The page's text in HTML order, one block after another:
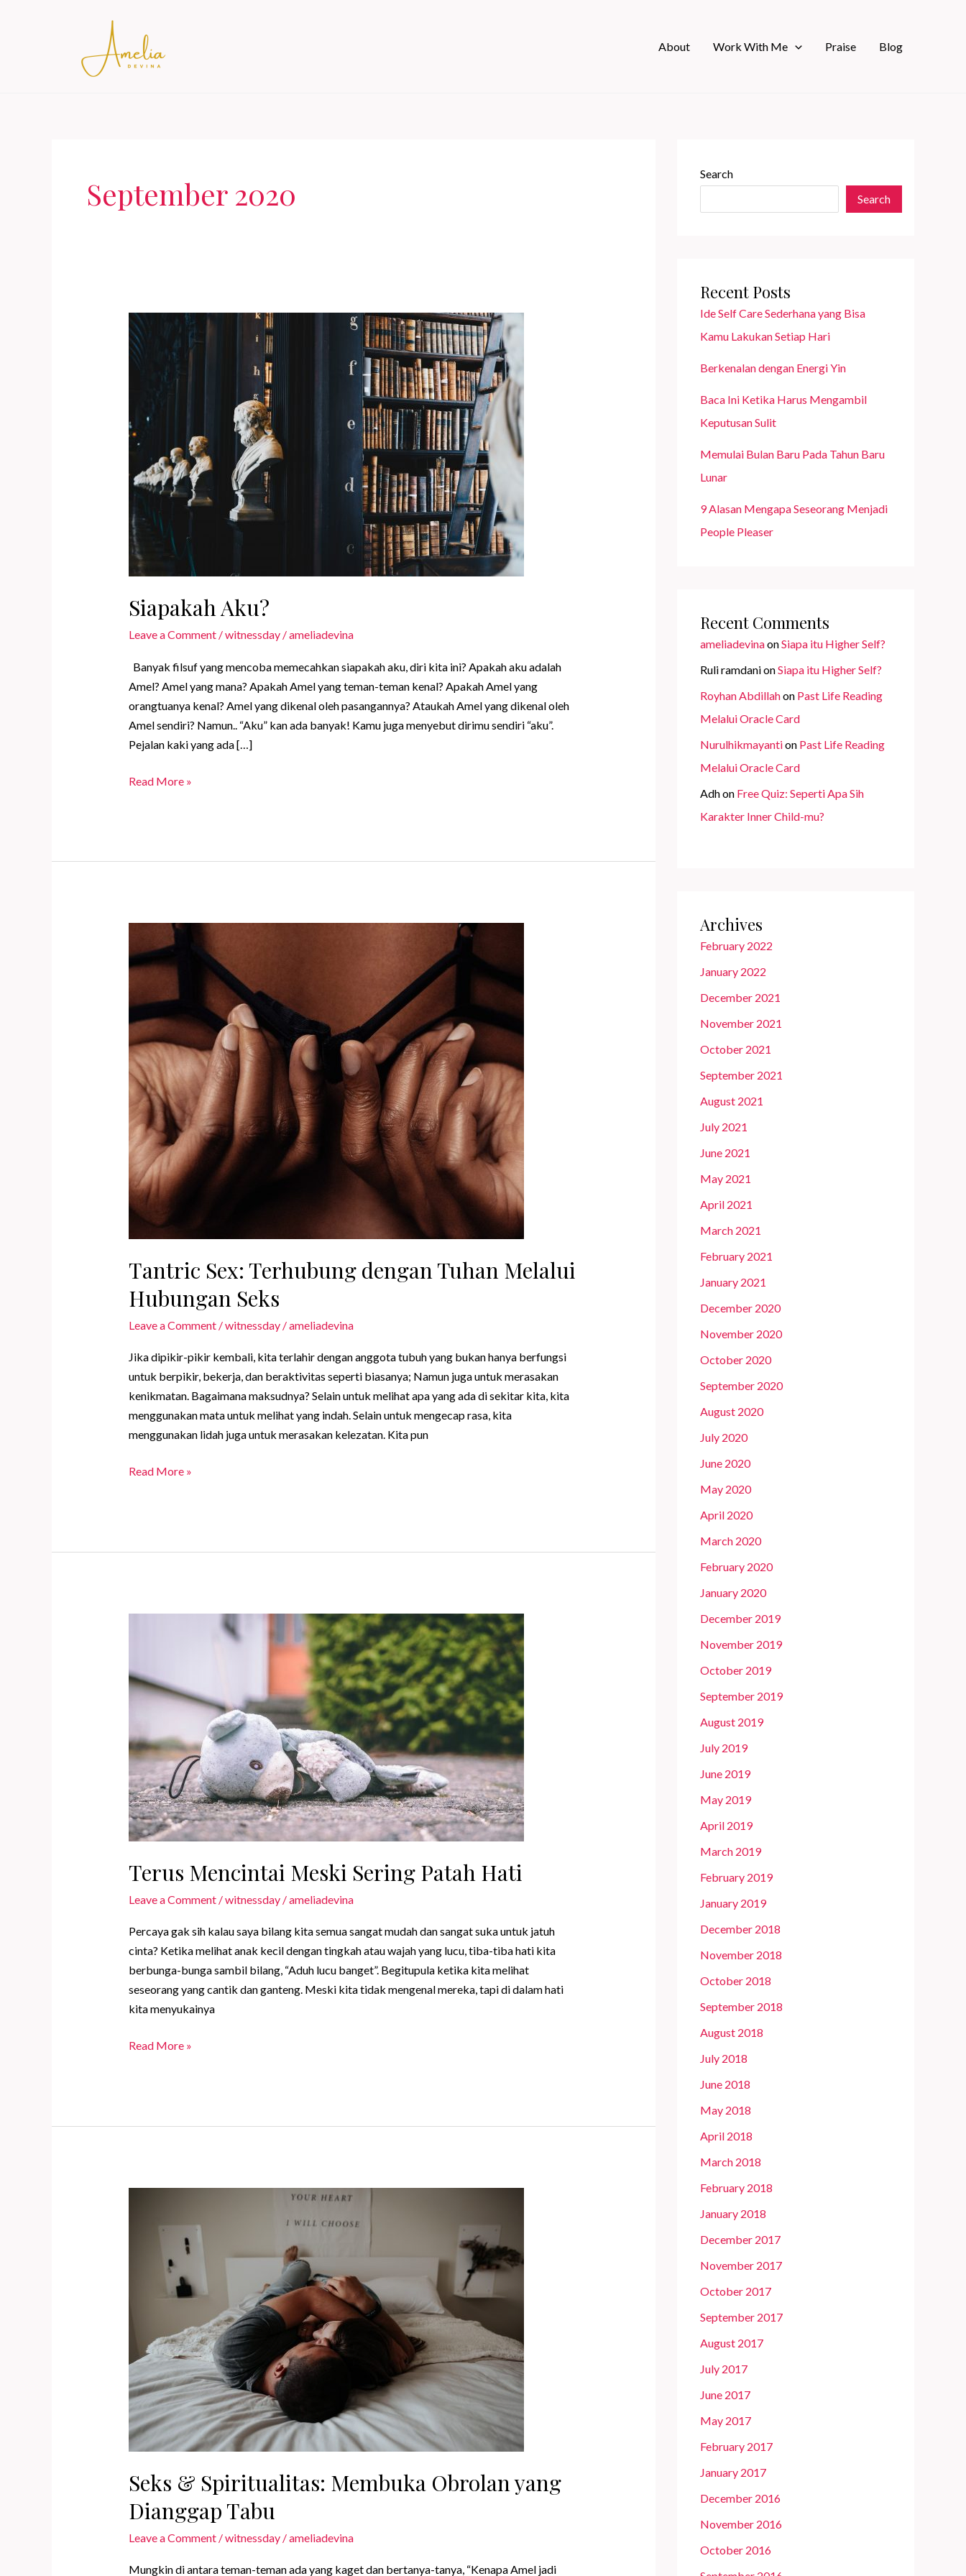
About Work With Me Praise Blog
September 2020
Siapakah Aku?
Leave a Comment /witnessday/ameliadevina
Banyak filsuf yang mencoba memecahkan siapakah aku, diri kita ini? Apakah aku adalah
Amel? Amel yang mana? Apakah Amel yang teman-teman kenal? Apakah Amel yang
orangtuanya kenal? Amel yang dikenal oleh pasangannya? Ataukah Amel yang dikenal oleh
Amel sendiri? Namun.. “Aku” kan ada banyak! Kamu juga menyebut dirimu sendiri “aku”.
Pejalan kaki yang ada […]
Siapakah
Read More »
Tantric Sex: Terhubung dengan Tuhan Melalui
Hubungan Seks
Leave a Comment /witnessday/ameliadevina
Jika dipikir-pikir kembali, kita terlahir dengan anggota tubuh yang bukan hanya berfungsi
untuk berpikir, bekerja, dan beraktivitas seperti biasanya; Namun juga untuk merasakan
kenikmatan. Bagaimana maksudnya? Selain untuk melihat apa yang ada di sekitar kita, kita
menggunakan mata untuk melihat yang indah. Selain untuk mengecap rasa, kita
menggunakan lidah juga untuk merasakan kelezatan. Kita pun
Tantric
Read More »
Terus Mencintai Meski Sering Patah Hati
Leave a Comment /witnessday/ameliadevina
Percaya gak sih kalau saya bilang kita semua sangat mudah dan sangat suka untuk jatuh
cinta? Ketika melihat anak kecil dengan tingkah atau wajah yang lucu, tiba-tiba hati kita
berbunga-bunga sambil bilang, “Aduh lucu banget”. Begitupula ketika kita melihat
seseorang yang cantik dan ganteng. Meski kita tidak mengenal mereka, tapi di dalam hati
kita menyukainya
Terus
Read More »
Seks & Spiritualitas: Membuka Obrolan yang
Dianggap Tabu
Leave a Comment /witnessday/ameliadevina
Mungkin di antara teman-teman ada yang kaget dan bertanya-tanya, “Kenapa Amel jadi
Search
Search
Recent Posts
Ide Self Care Sederhana yang Bisa
Kamu Lakukan Setiap Hari
Berkenalan dengan Energi Yin
Baca Ini Ketika Harus Mengambil
Keputusan Sulit
Memulai Bulan Baru Pada Tahun Baru
Lunar
9 Alasan Mengapa Seseorang Menjadi
People Pleaser
Recent Comments
ameliadevinaonSiapa itu Higher Self?
Ruli ramdanionSiapa itu Higher Self?
Royhan Abdillahon Past Life Reading
Melalui Oracle Card
Nurulhikmayantion Past Life Reading
Melalui Oracle Card
Adhon Free Quiz: Seperti Apa Sih
Karakter Inner Child-mu?
Archives
February 2022
January 2022
December 2021
November 2021
October 2021
September 2021
August 2021
July 2021
June 2021
May 2021
April 2021
March 2021
February 2021
January 2021
December 2020
November 2020
October 2020
September 2020
August 2020
July 2020
June 2020
May 2020
April 2020
March 2020
February 2020
January 2020
December 2019
November 2019
October 2019
September 2019
August 2019
July 2019
June 2019
May 2019
April 2019
March 2019
February 2019
January 2019
December 2018
November 2018
October 2018
September 2018
August 2018
July 2018
June 2018
May 2018
April 2018
March 2018
February 2018
January 2018
December 2017
November 2017
October 2017
September 2017
August 2017
July 2017
June 2017
May 2017
February 2017
January 2017
December 2016
November 2016
October 2016